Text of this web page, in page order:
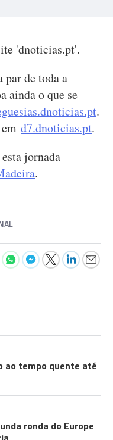
'dnoticias.pt'.
par de toda a
ainda o que se
.
d7.dnoticias.pt.
jornada
.
ao tempo quente até
ronda do Europe